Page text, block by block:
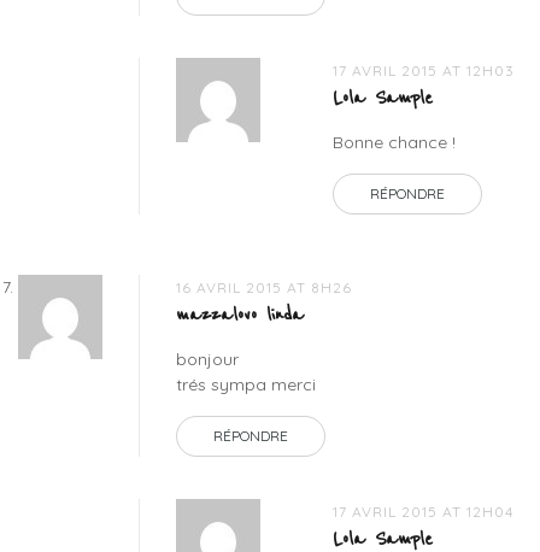
17 AVRIL 2015 AT 12H03
Lola Sample
Bonne chance !
RÉPONDRE
16 AVRIL 2015 AT 8H26
mazzalovo linda
bonjour
trés sympa merci
RÉPONDRE
17 AVRIL 2015 AT 12H04
Lola Sample